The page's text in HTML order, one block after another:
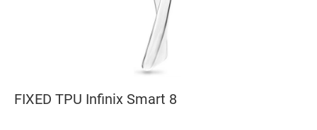
FIXED TPU Infinix Smart 8